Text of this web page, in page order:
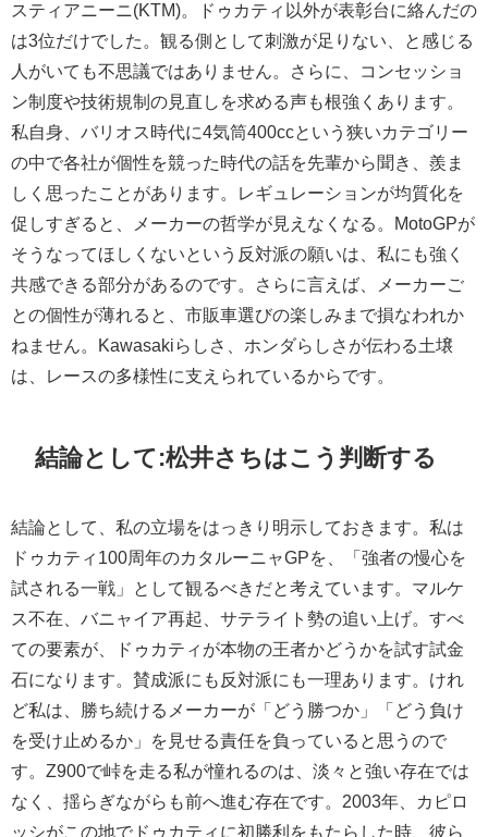
スティアニーニ(KTM)。ドゥカティ以外が表彰台に絡んだの
は3位だけでした。観る側として刺激が足りない、と感じる
人がいても不思議ではありません。さらに、コンセッショ
ン制度や技術規制の見直しを求める声も根強くあります。
私自身、バリオス時代に4気筒400ccという狭いカテゴリー
の中で各社が個性を競った時代の話を先輩から聞き、羨ま
しく思ったことがあります。レギュレーションが均質化を
促しすぎると、メーカーの哲学が見えなくなる。MotoGPが
そうなってほしくないという反対派の願いは、私にも強く
共感できる部分があるのです。さらに言えば、メーカーご
との個性が薄れると、市販車選びの楽しみまで損なわれか
ねません。Kawasakiらしさ、ホンダらしさが伝わる土壌
は、レースの多様性に支えられているからです。
結論として:松井さちはこう判断する
結論として、私の立場をはっきり明示しておきます。私は
ドゥカティ100周年のカタルーニャGPを、「強者の慢心を
試される一戦」として観るべきだと考えています。マルケ
ス不在、バニャイア再起、サテライト勢の追い上げ。すべ
ての要素が、ドゥカティが本物の王者かどうかを試す試金
石になります。賛成派にも反対派にも一理あります。けれ
ど私は、勝ち続けるメーカーが「どう勝つか」「どう負け
を受け止めるか」を見せる責任を負っていると思うので
す。Z900で峠を走る私が憧れるのは、淡々と強い存在では
なく、揺らぎながらも前へ進む存在です。2003年、カピロ
ッシがこの地でドゥカティに初勝利をもたらした時、彼ら